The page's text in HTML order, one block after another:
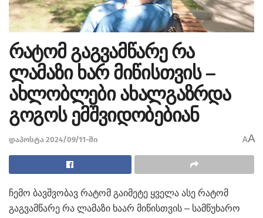
რატომ გაგვამწარე რა
ლამაზი ხარ მიწისთვის –
ახლობლები ახალგაზრდა
გოგოს ემშვიდობებიან
დაპოსტა 2024/09/11-ში AA
ჩემო ბავშვობავ რატომ გაიმეტე ყველა ასე რატომ
გაგვამწარე რა ლამაზი ხაარ მიწისთვის – სამწუხარო